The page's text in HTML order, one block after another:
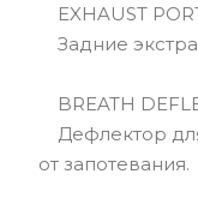
EXHAUST
Задние
BREATH
Дефлектор
от запотевания.